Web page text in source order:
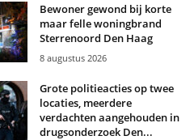
Bewoner gewond bij korte
maar felle woningbrand
Sterrenoord Den Haag
8 augustus 2026
Grote politieacties op twee
locaties, meerdere
verdachten aangehouden in
drugsonderzoek Den...